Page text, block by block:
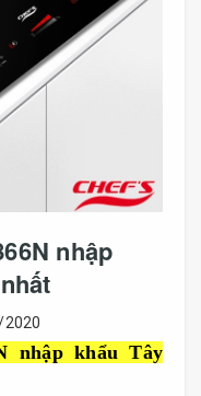
nhập
nhập khẩu Tây